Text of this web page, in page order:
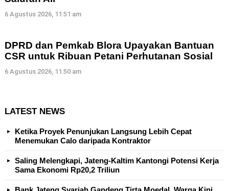
6 Agustus 2026, 11:51 am
DPRD dan Pemkab Blora Upayakan Bantuan
CSR untuk Ribuan Petani Perhutanan Sosial
6 Agustus 2026, 11:50 am
LATEST NEWS
Ketika Proyek Penunjukan Langsung Lebih Cepat
Menemukan Calo daripada Kontraktor
Saling Melengkapi, Jateng-Kaltim Kantongi Potensi Kerja
Sama Ekonomi Rp20,2 Triliun